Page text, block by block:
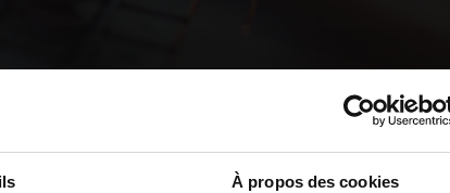
À propos des cookies